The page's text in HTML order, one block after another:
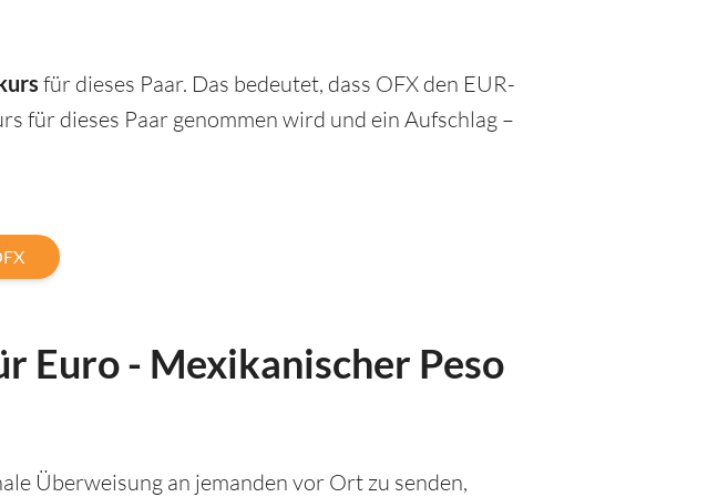
für dieses Paar. Das bedeutet, dass OFX den EUR-
für dieses Paar genommen wird und ein Aufschlag –
Euro - Mexikanischer Peso
Überweisung an jemanden vor Ort zu senden,